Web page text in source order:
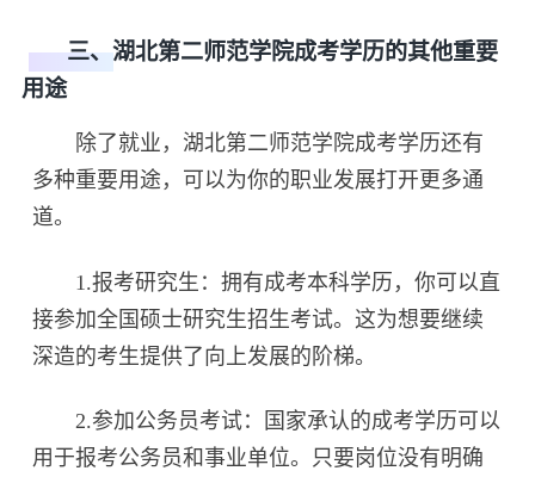
三、湖北第二师范学院成考学历的其他重要
用途
除了就业，湖北第二师范学院成考学历还有
多种重要用途，可以为你的职业发展打开更多通
道。
1.报考研究生：拥有成考本科学历，你可以直
接参加全国硕士研究生招生考试。这为想要继续
深造的考生提供了向上发展的阶梯。
2.参加公务员考试：国家承认的成考学历可以
用于报考公务员和事业单位。只要岗位没有明确